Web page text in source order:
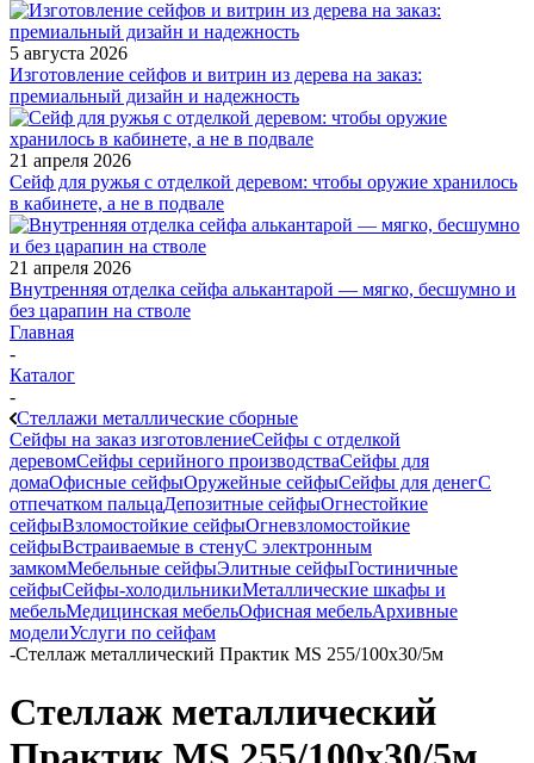
5 августа 2026
Изготовление сейфов и витрин из дерева на заказ:
премиальный дизайн и надежность
21 апреля 2026
Сейф для ружья с отделкой деревом: чтобы оружие хранилось
в кабинете, а не в подвале
21 апреля 2026
Внутренняя отделка сейфа алькантарой — мягко, бесшумно и
без царапин на стволе
Главная
-
Каталог
-
Стеллажи металлические сборные
Сейфы на заказ изготовлениеСейфы с отделкой
деревомСейфы серийного производстваСейфы для
домаОфисные сейфыОружейные сейфыСейфы для денегС
отпечатком пальцаДепозитные сейфыОгнестойкие
сейфыВзломостойкие сейфыОгневзломостойкие
сейфыВстраиваемые в стенуС электронным
замкомМебельные сейфыЭлитные сейфыГостиничные
сейфыСейфы-холодильникиМеталлические шкафы и
мебельМедицинская мебельОфисная мебельАрхивные
моделиУслуги по сейфам
-Стеллаж металлический Практик MS 255/100х30/5м
Стеллаж металлический